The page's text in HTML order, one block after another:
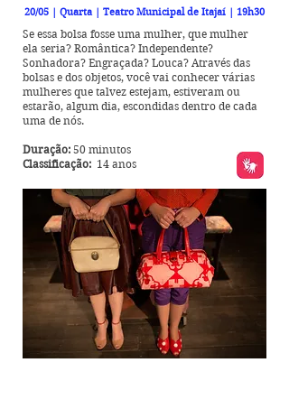
20/05 | Quarta | Teatro Municipal de Itajaí | 19h30
Se essa bolsa fosse uma mulher, que mulher
ela seria? Romântica? Independente?
Sonhadora? Engraçada? Louca? Através das
bolsas e dos objetos, você vai conhecer várias
mulheres que talvez estejam, estiveram ou
estarão, algum dia, escondidas dentro de cada
uma de nós.
Duração: 50 minutos
Classificação: 14 anos